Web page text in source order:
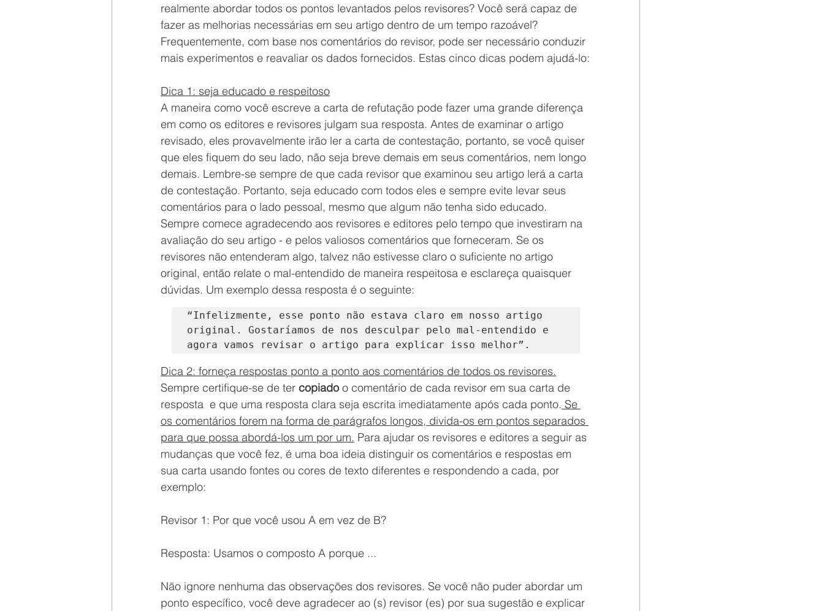
realmente abordar todos os pontos levantados pelos revisores? Você será capaz de
fazer as melhorias necessárias em seu artigo dentro de um tempo razoável?
Frequentemente, com base nos comentários do revisor, pode ser necessário conduzir
mais experimentos e reavaliar os dados fornecidos. Estas cinco dicas podem ajudá-lo:
Dica 1: seja educado e respeitoso
A maneira como você escreve a carta de refutação pode fazer uma grande diferença
em como os editores e revisores julgam sua resposta. Antes de examinar o artigo
revisado, eles provavelmente irão ler a carta de contestação, portanto, se você quiser
que eles fiquem do seu lado, não seja breve demais em seus comentários, nem longo
demais. Lembre-se sempre de que cada revisor que examinou seu artigo lerá a carta
de contestação. Portanto, seja educado com todos eles e sempre evite levar seus
comentários para o lado pessoal, mesmo que algum não tenha sido educado.
Sempre comece agradecendo aos revisores e editores pelo tempo que investiram na
avaliação do seu artigo - e pelos valiosos comentários que forneceram. Se os
revisores não entenderam algo, talvez não estivesse claro o suficiente no artigo
original, então relate o mal-entendido de maneira respeitosa e esclareça quaisquer
dúvidas. Um exemplo dessa resposta é o seguinte:
“Infelizmente, esse ponto não estava claro em nosso artigo
original. Gostaríamos de nos desculpar pelo mal-entendido e
agora vamos revisar o artigo para explicar isso melhor”.
Dica 2: forneça respostas ponto a ponto aos comentários de todos os revisores.
Sempre certifique-se de ter copiado o comentário de cada revisor em sua carta de
resposta  e que uma resposta clara seja escrita imediatamente após cada ponto. Se
os comentários forem na forma de parágrafos longos, divida-os em pontos separados
para que possa abordá-los um por um. Para ajudar os revisores e editores a seguir as
mudanças que você fez, é uma boa ideia distinguir os comentários e respostas em
sua carta usando fontes ou cores de texto diferentes e respondendo a cada, por
exemplo:
Revisor 1: Por que você usou A em vez de B?
Resposta: Usamos o composto A porque ...
Não ignore nenhuma das observações dos revisores. Se você não puder abordar um
ponto específico, você deve agradecer ao (s) revisor (es) por sua sugestão e explicar